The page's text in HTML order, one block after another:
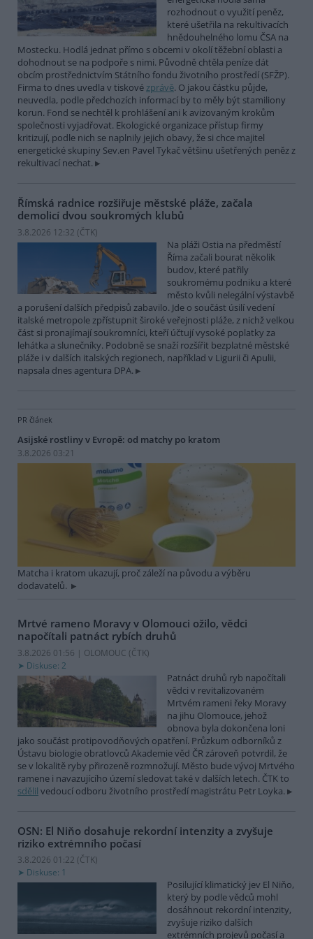
rozhodnout o využití peněz,
které ušetřila na rekultivacích
hnědouhelného lomu ČSA na
Mostecku. Hodlá jednat přímo s obcemi v okolí těžební oblasti a
dohodnout se na podpoře s nimi. Původně chtěla peníze dát
obcím prostřednictvím Státního fondu životního prostředí (SFŽP).
Firma to dnes uvedla v tiskovézprávě. O jakou částku půjde,
neuvedla, podle předchozích informací by to měly být stamiliony
korun. Fond se nechtěl k prohlášení ani k avizovaným krokům
společnosti vyjadřovat. Ekologické organizace přístup firmy
kritizují, podle nich se naplnily jejich obavy, že si chce majitel
energetické skupiny Sev.en Pavel Tykač většinu ušetřených peněz z
rekultivací nechat.
Římská radnice rozšiřuje městské pláže, začala
demolicí dvou soukromých klubů
3.8.2026 12:32 (ČTK)
Na pláži Ostia na předměstí
Říma začali bourat několik
budov, které patřily
soukromému podniku a které
město kvůli nelegální výstavbě
a porušení dalších předpisů zabavilo. Jde o součást úsilí vedení
italské metropole zpřístupnit široké veřejnosti pláže, z nichž velkou
část si pronajímají soukromníci, kteří účtují vysoké poplatky za
lehátka a slunečníky. Podobně se snaží rozšířit bezplatné městské
pláže i v dalších italských regionech, například v Ligurii či Apulii,
napsala dnes agentura DPA.
PR článek
Asijské rostliny v Evropě: od matchy po kratom
3.8.2026 03:21
Matcha i kratom ukazují, proč záleží na původu a výběru
dodavatelů.
Mrtvé rameno Moravy v Olomouci ožilo, vědci
napočítali patnáct rybích druhů
3.8.2026 01:56 | OLOMOUC (ČTK)
Diskuse: 2
Patnáct druhů ryb napočítali
vědci v revitalizovaném
Mrtvém rameni řeky Moravy
na jihu Olomouce, jehož
obnova byla dokončena loni
jako součást protipovodňových opatření. Průzkum odborníků z
Ústavu biologie obratlovců Akademie věd ČR zároveň potvrdil, že
se v lokalitě ryby přirozeně rozmnožují. Město bude vývoj Mrtvého
ramene i navazujícího území sledovat také v dalších letech. ČTK to
sdělil vedoucí odboru životního prostředí magistrátu Petr Loyka.
OSN: El Niňo dosahuje rekordní intenzity a zvyšuje
riziko extrémního počasí
3.8.2026 01:22 (ČTK)
Diskuse: 1
Posilující klimatický jev El Niňo,
který by podle vědců mohl
dosáhnout rekordní intenzity,
zvyšuje riziko dalších
extrémních projevů počasí a